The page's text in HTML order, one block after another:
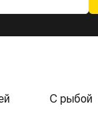
С рыбой